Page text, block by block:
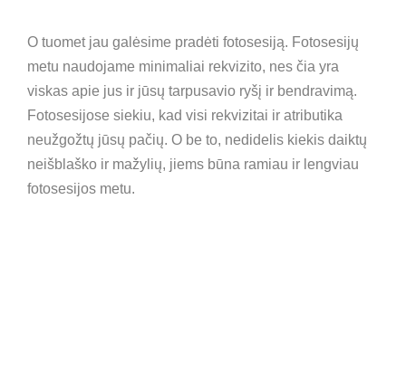
O tuomet jau galėsime pradėti fotosesiją. Fotosesijų
metu naudojame minimaliai rekvizito, nes čia yra
viskas apie jus ir jūsų tarpusavio ryšį ir bendravimą.
Fotosesijose siekiu, kad visi rekvizitai ir atributika
neužgožtų jūsų pačių. O be to, nedidelis kiekis daiktų
neišblaško ir mažylių, jiems būna ramiau ir lengviau
fotosesijos metu.